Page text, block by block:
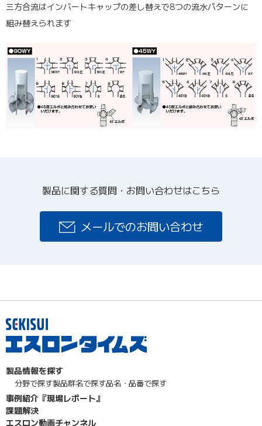
三方合流はインバートキャップの差し替えで8つの流水パターンに
組み替えられます
製品に関する質問・お問い合わせはこちら
メールでのお問い合わせ
製品情報を探す
分野で探す製品群名で探す品名・品番で探す
事例紹介『現場レポート』
課題解決
エスロン動画チャンネル